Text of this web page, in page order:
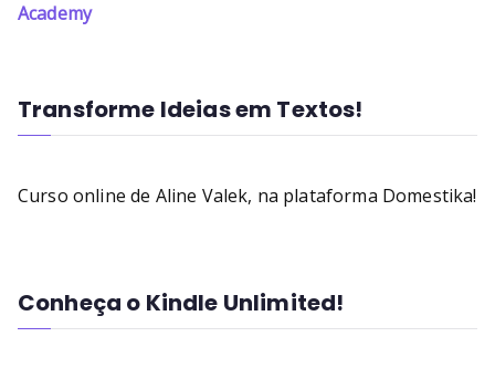
Academy
Transforme Ideias em Textos!
Curso online de Aline Valek, na plataforma Domestika!
Conheça o Kindle Unlimited!